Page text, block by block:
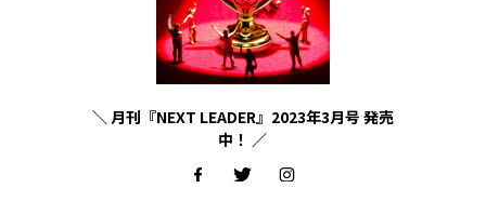
＼ 月刊『NEXT LEADER』2023年3月号 発売
中！ ／